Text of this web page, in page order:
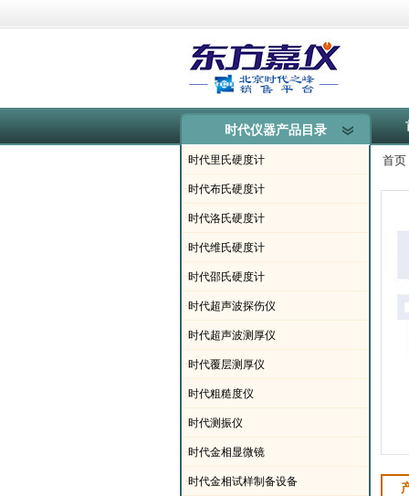
时代仪器产品目录
·时代里氏硬度计
·时代布氏硬度计
·时代洛氏硬度计
·时代维氏硬度计
·时代邵氏硬度计
·时代超声波探伤仪
·时代超声波测厚仪
·时代覆层测厚仪
·时代粗糙度仪
·时代测振仪
·时代金相显微镜
·时代金相试样制备设备
首页